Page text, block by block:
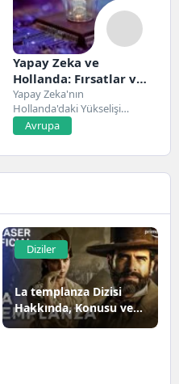
Yapay Zeka ve
Hollanda: Fırsatlar ve
Zorluklar
Yapay Zeka'nın
Hollanda'daki Yükselişi
Hollanda, son yıllarda yapay
zeka alanında...
Avrupa
Diziler
La templanza Dizisi
Hakkında, Konusu ve
Oyuncuları